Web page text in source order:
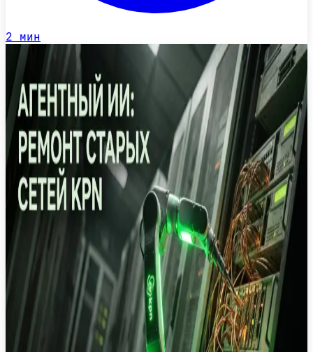
2 мин
Новость 24 июн.
Внедрение агентного ИИ в телекоме: как
KPN трансформирует клиентский сервис
Нидерландский оператор связи KPN переходит
от классических чат-ботов к агентному ИИ для
автоматизации поддержки. Разбираем, как
автономные системы меняют корпоративный
сектор.
Агентный ИИ Телеком Клиентский сервис Автоматизация